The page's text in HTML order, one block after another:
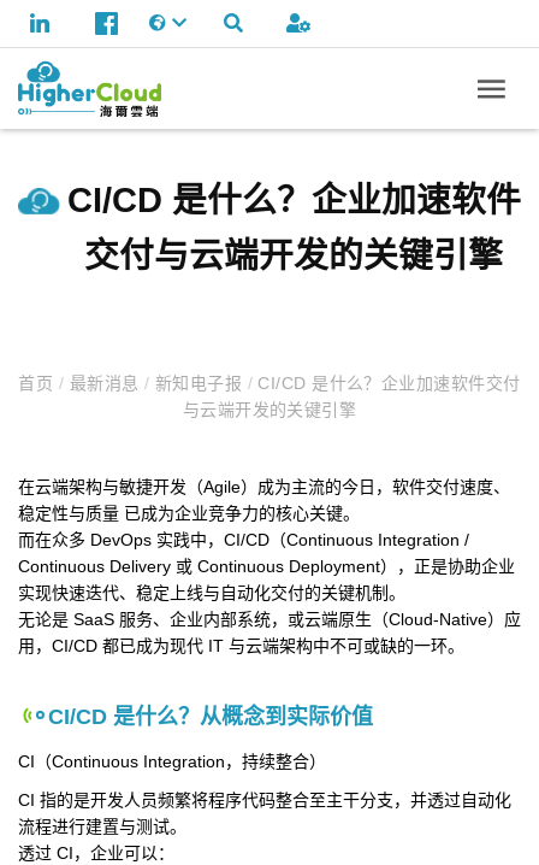
CI/CD 是什么？企业加速软件
交付与云端开发的关键引擎
首页 / 最新消息 / 新知电子报 / CI/CD 是什么？企业加速软件交付
与云端开发的关键引擎
在云端架构与敏捷开发（Agile）成为主流的今日，软件交付速度、
稳定性与质量 已成为企业竞争力的核心关键。
而在众多 DevOps 实践中，CI/CD（Continuous Integration /
Continuous Delivery 或 Continuous Deployment），正是协助企业
实现快速迭代、稳定上线与自动化交付的关键机制。
无论是 SaaS 服务、企业内部系统，或云端原生（Cloud-Native）应
用，CI/CD 都已成为现代 IT 与云端架构中不可或缺的一环。
CI/CD 是什么？从概念到实际价值
CI（Continuous Integration，持续整合）
CI 指的是开发人员频繁将程序代码整合至主干分支，并透过自动化
流程进行建置与测试。
透过 CI，企业可以：